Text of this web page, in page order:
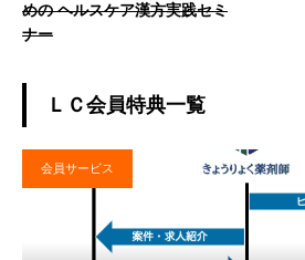
めの ヘルスケア漢方実践セミ
ナー
ＬＣ会員特典一覧
会員サービス